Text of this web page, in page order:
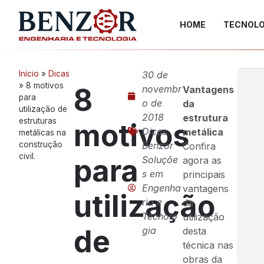
HOME
Início » Dicas
» 8 motivos
para
utilização de
estruturas
metálicas na
construção
civil.
8
motivos
para
utilização
de
30 de
novembr
o de
2018
Dicas
Benzor
Soluçõe
s em
Engenha
ria e
Tecnolo
gia
Vantagens
da
estrutura
metálica
Confira
agora as
principais
vantagens
da
utilização
desta
técnica nas
obras da